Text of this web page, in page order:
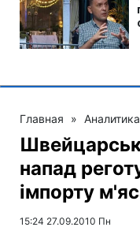
Главная » Аналитика
напад
імпорту
15:24 27.09.2010 Пн